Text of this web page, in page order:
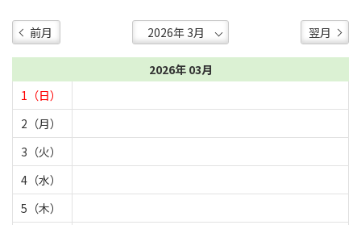
前月 翌月
2026年 03月
1（日）
2（月）
3（火）
4（水）
5（木）